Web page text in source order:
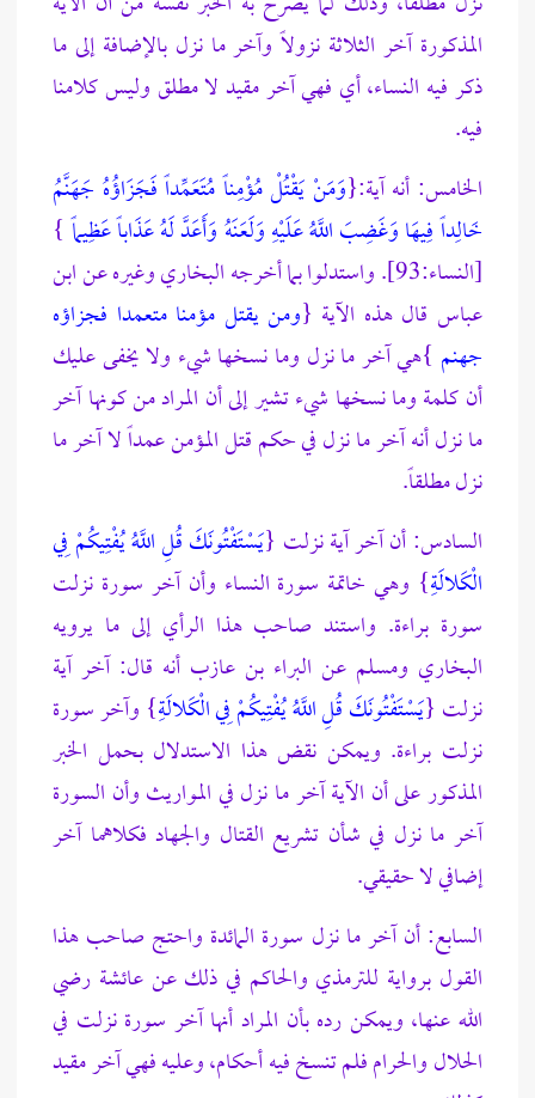
المذكورة آخر الثلاثة نزولاً وآخر ما نزل بالإضافة إلى ما
ذكر فيه النساء، أي فهي آخر مقيد لا مطلق وليس كلامنا
فيه.
الخامس: أنه آية:{وَمَنْ يَقْتُلْ مُؤْمِناً مُتَعَمِّداً فَجَزَاؤُهُ جَهَنَّمُ
خَالِداً فِيهَا وَغَضِبَ اللَّهُ عَلَيْهِ وَلَعَنَهُ وَأَعَدَّ لَهُ عَذَاباً عَظِيماً}
[النساء:93]. واستدلوا بما أخرجه البخاري وغيره عن ابن
عباس قال هذه الآية {ومن يقتل مؤمنا متعمدا فجزاؤه
جهنم }هي آخر ما نزل وما نسخها شيء ولا يخفى عليك
أن كلمة وما نسخها شيء تشير إلى أن المراد من كونها آخر
ما نزل أنه آخر ما نزل في حكم قتل المؤمن عمداً لا آخر ما
نزل مطلقاً.
السادس: أن آخر آية نزلت {يَسْتَفْتُونَكَ قُلِ اللَّهُ يُفْتِيكُمْ فِي
الْكَلالَةِ} وهي خاتمة سورة النساء وأن آخر سورة نزلت
سورة براءة. واستند صاحب هذا الرأي إلى ما يرويه
البخاري ومسلم عن البراء بن عازب أنه قال: آخر آية
نزلت {يَسْتَفْتُونَكَ قُلِ اللَّهُ يُفْتِيكُمْ فِي الْكَلالَةِ} وآخر سورة
نزلت براءة. ويمكن نقض هذا الاستدلال بحمل الخبر
المذكور على أن الآية آخر ما نزل في المواريث وأن السورة
آخر ما نزل في شأن تشريع القتال والجهاد فكلاهما آخر
إضافي لا حقيقي.
السابع: أن آخر ما نزل سورة المائدة واحتج صاحب هذا
القول برواية للترمذي والحاكم في ذلك عن عائشة رضي
الله عنها، ويمكن رده بأن المراد أنها آخر سورة نزلت في
الحلال والحرام فلم تنسخ فيه أحكام، وعليه فهي آخر مقيد